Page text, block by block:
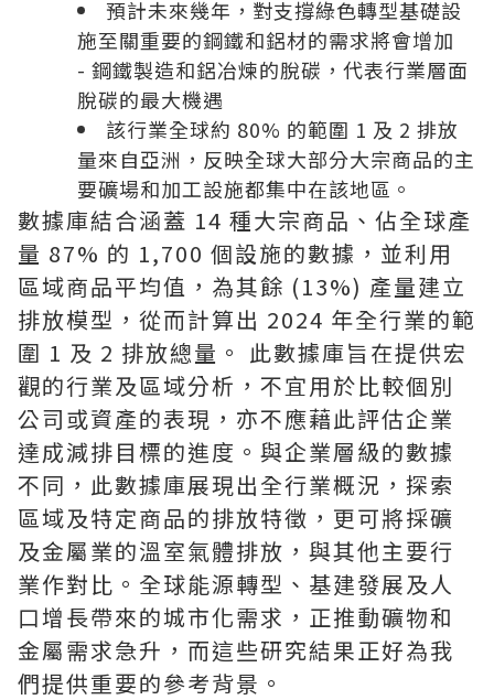
預計未來幾年，對支撐綠色轉型基礎設
施至關重要的鋼鐵和鋁材的需求將會增加
- 鋼鐵製造和鋁冶煉的脫碳，代表行業層面
脫碳的最大機遇
該行業全球約 80% 的範圍 1 及 2 排放
量來自亞洲，反映全球大部分大宗商品的主
要礦場和加工設施都集中在該地區。
數據庫結合涵蓋 14 種大宗商品、佔全球產
量 87% 的 1,700 個設施的數據，並利用
區域商品平均值，為其餘 (13%) 產量建立
排放模型，從而計算出 2024 年全行業的範
圍 1 及 2 排放總量。 此數據庫旨在提供宏
觀的行業及區域分析，不宜用於比較個別
公司或資產的表現，亦不應藉此評估企業
達成減排目標的進度。與企業層級的數據
不同，此數據庫展現出全行業概況，探索
區域及特定商品的排放特徵，更可將採礦
及金屬業的溫室氣體排放，與其他主要行
業作對比。全球能源轉型、基建發展及人
口增長帶來的城市化需求，正推動礦物和
金屬需求急升，而這些研究結果正好為我
們提供重要的參考背景。